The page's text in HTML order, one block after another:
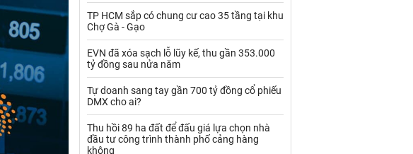
Kim loại khác Mắc ca
Muối Ngũ cốc
Nhựa - Hạt nhựa
Palladium Phân bón
Rau - Củ -Quả Sắt thép
TP HCM sắp có chung cư cao 35 tầng tại khu
Chợ Gà - Gạo
EVN đã xóa sạch lỗ lũy kế, thu gần 353.000
tỷ đồng sau nửa năm
Tự doanh sang tay gần 700 tỷ đồng cổ phiếu
DMX cho ai?
Thu hồi 89 ha đất để đấu giá lựa chọn nhà
đầu tư công trình thành phố cảng hàng
không